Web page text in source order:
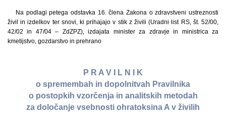
Na podlagi petega odstavka 16. člena Zakona o zdravstveni ustreznosti
živil in izdelkov ter snovi, ki prihajajo v stik z živili (Uradni list RS, št. 52/00,
42/02 in 47/04 – ZdZPZ), izdajata minister za zdravje in ministrica za
kmetijstvo, gozdarstvo in prehrano
P R A V I L N I K
o spremembah in dopolnitvah Pravilnika
o postopkih vzorčenja in analitskih metodah
za določanje vsebnosti ohratoksina A v živilih